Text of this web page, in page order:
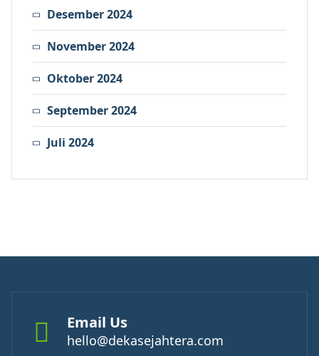
Desember 2024
November 2024
Oktober 2024
September 2024
Juli 2024
Email Us
hello@dekasejahtera.com